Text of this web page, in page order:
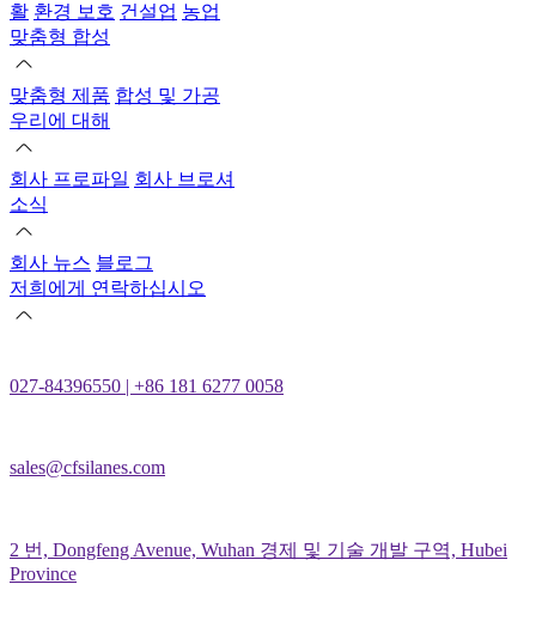
활 환경 보호 건설업 농업
맞춤형 합성
맞춤형 제품 합성 및 가공
우리에 대해
회사 프로파일 회사 브로셔
소식
회사 뉴스 블로그
저희에게 연락하십시오
027-84396550 | +86 181 6277 0058
sales@cfsilanes.com
2 번, Dongfeng Avenue, Wuhan 경제 및 기술 개발 구역, Hubei
Province